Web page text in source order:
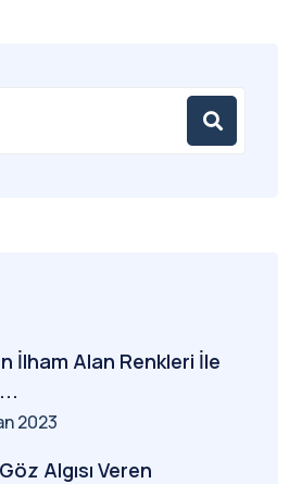
İlham Alan Renkleri İle
2023
Algısı Veren